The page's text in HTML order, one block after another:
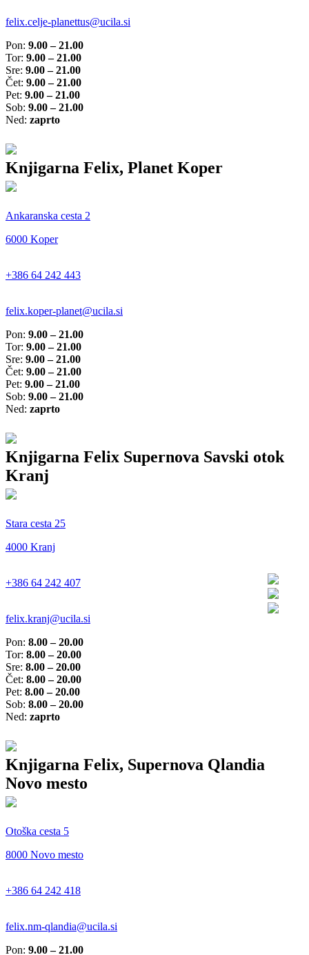
felix.celje-planettus@ucila.si
Pon: 9.00 – 21.00
Tor: 9.00 – 21.00
Sre: 9.00 – 21.00
Čet: 9.00 – 21.00
Pet: 9.00 – 21.00
Sob: 9.00 – 21.00
Ned: zaprto
Knjigarna Felix, Planet Koper
Ankaranska cesta 2
6000 Koper
+386 64 242 443
felix.koper-planet@ucila.si
Pon: 9.00 – 21.00
Tor: 9.00 – 21.00
Sre: 9.00 – 21.00
Čet: 9.00 – 21.00
Pet: 9.00 – 21.00
Sob: 9.00 – 21.00
Ned: zaprto
Knjigarna Felix Supernova Savski otok
Kranj
Stara cesta 25
4000 Kranj
+386 64 242 407
felix.kranj@ucila.si
Pon: 8.00 – 20.00
Tor: 8.00 – 20.00
Sre: 8.00 – 20.00
Čet: 8.00 – 20.00
Pet: 8.00 – 20.00
Sob: 8.00 – 20.00
Ned: zaprto
Knjigarna Felix, Supernova Qlandia
Novo mesto
Otoška cesta 5
8000 Novo mesto
+386 64 242 418
felix.nm-qlandia@ucila.si
Pon: 9.00 – 21.00